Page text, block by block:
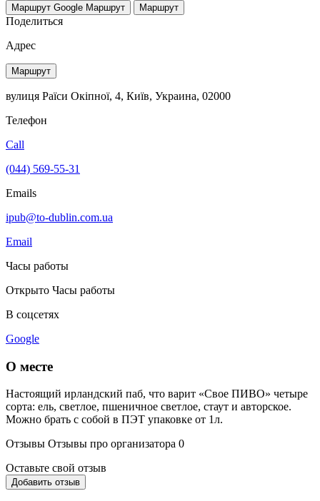
Маршрут Google Маршрут Маршрут
Поделиться
Адрес
Маршрут
вулиця Раїси Окіпної, 4, Київ, Украина, 02000
Телефон
Call
(044) 569-55-31
Emails
ipub@to-dublin.com.ua
Email
Часы работы
Открыто Часы работы
В соцсетях
Google
О месте
Настоящий ирландский паб, что варит «Свое ПИВО» четыре
сорта: ель, светлое, пшеничное светлое, стаут и авторское.
Можно брать с собой в ПЭТ упаковке от 1л.
Отзывы Отзывы про организатора 0
Оставьте свой отзыв
Добавить отзыв